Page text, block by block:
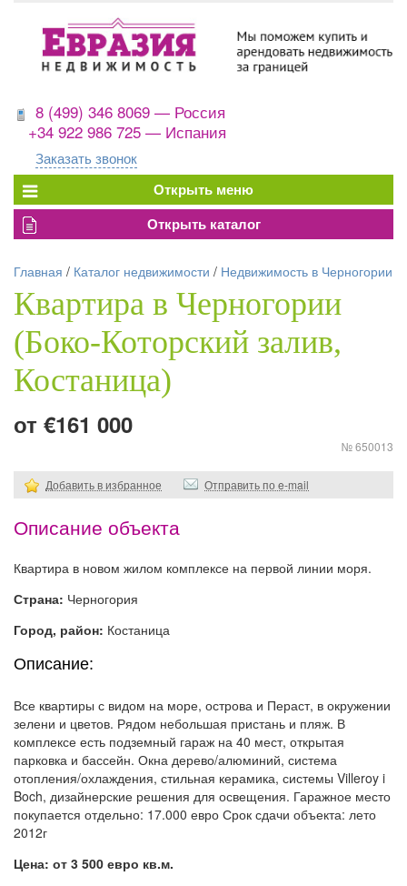
8 (499) 346 8069 — Россия
+34 922 986 725 — Испания
Заказать звонок
Главная / Каталог недвижимости / Недвижимость в Черногории
Квартира в Черногории
(Боко-Которский залив,
Костаница)
от €161 000
№ 650013
Добавить в избранное Отправить по e-mail
Описание объекта
Квартира в новом жилом комплексе на первой линии моря.
Страна: Черногория
Город, район: Костаница
Описание:
Все квартиры с видом на море, острова и Пераст, в окружении
зелени и цветов. Рядом небольшая пристань и пляж. В
комплексе есть подземный гараж на 40 мест, открытая
парковка и бассейн. Окна дерево/алюминий, система
отопления/охлаждения, стильная керамика, системы Villeroy i
Boch, дизайнерские решения для освещения. Гаражное место
покупается отдельно: 17.000 евро Срок сдачи объекта: лето
2012г
Цена: от 3 500 евро кв.м.